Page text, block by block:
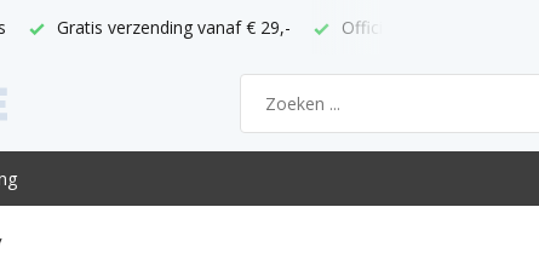
ABC verkooppunt Bestel voor 21h = volgende werkdag thuis